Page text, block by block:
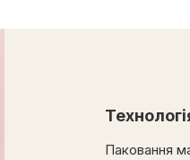
Паковання